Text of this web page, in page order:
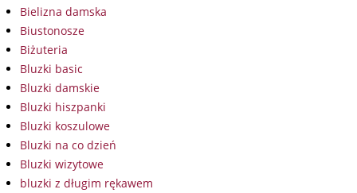
Bielizna damska
Biustonosze
Biżuteria
Bluzki basic
Bluzki damskie
Bluzki hiszpanki
Bluzki koszulowe
Bluzki na co dzień
Bluzki wizytowe
bluzki z długim rękawem